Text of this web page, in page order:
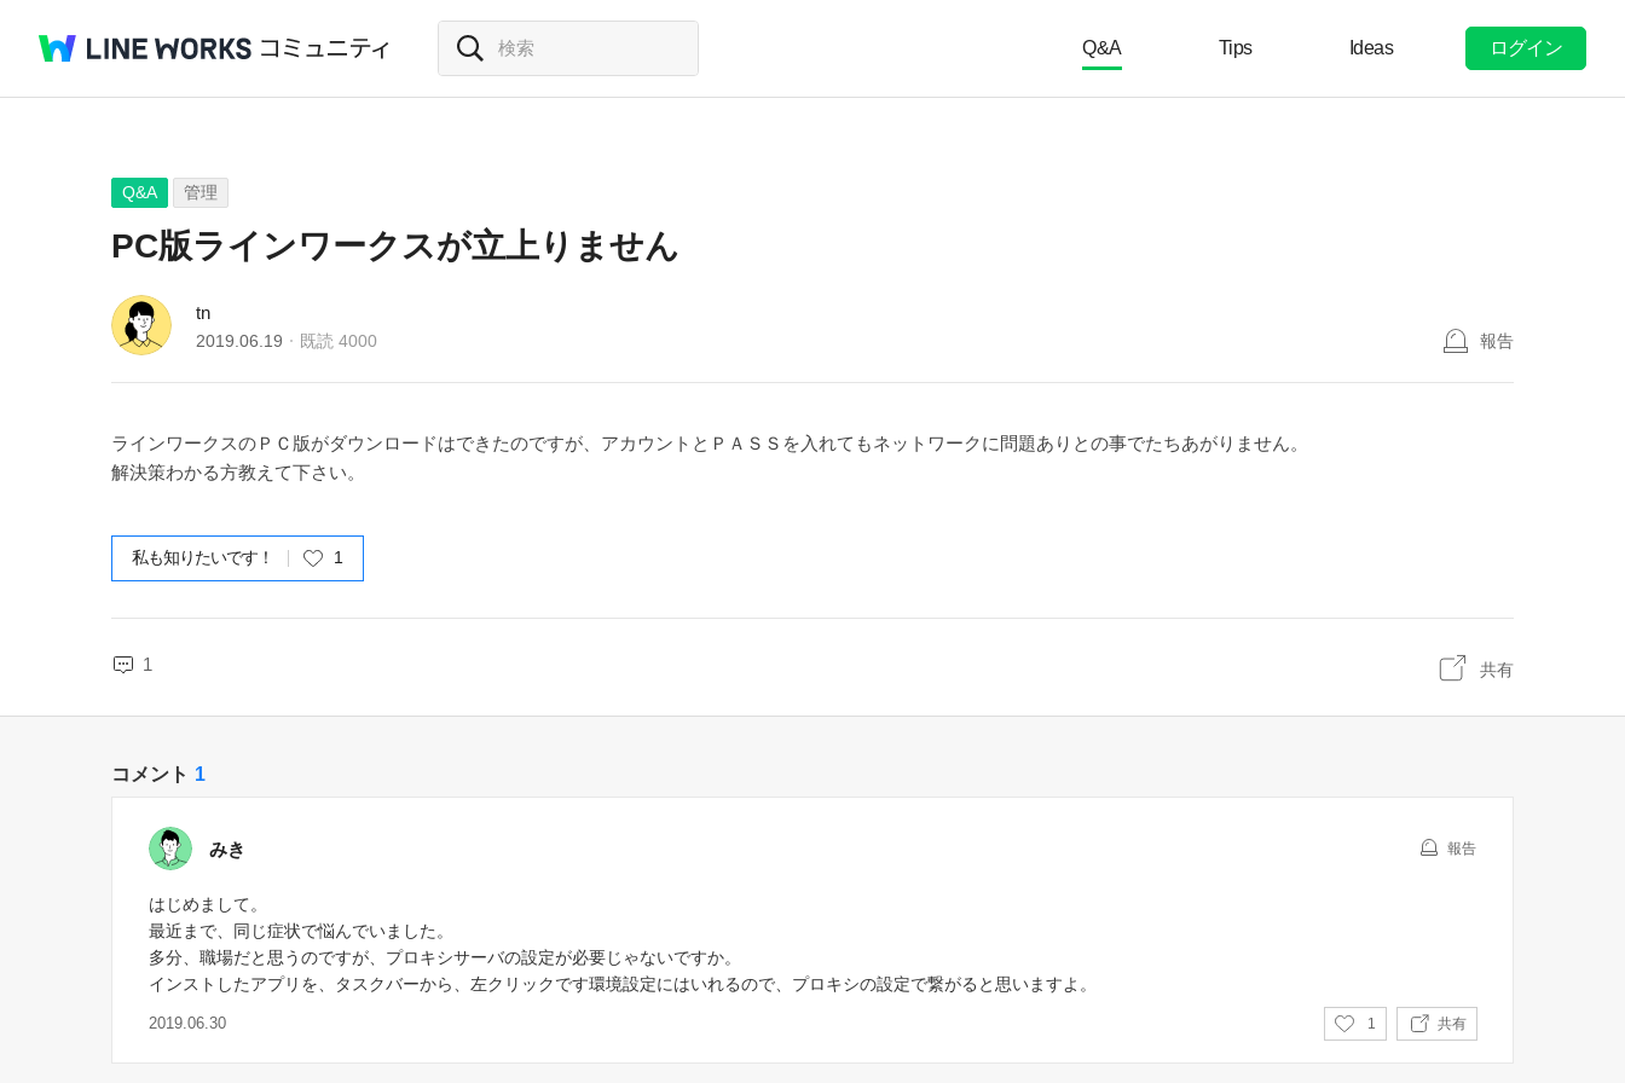
Q&A Tips Ideas ログイン
Q&A 管理
PC版ラインワークスが立上りません
tn
2019.06.19 既読 4000 報告
ラインワークスのＰＣ版がダウンロードはできたのですが、アカウントとＰＡＳＳを入れてもネットワークに問題ありとの事でたちあがりません。
解決策わかる方教えて下さい。
私も知りたいです！ 1
1 共有
コメント 1
みき 報告
はじめまして。
最近まで、同じ症状で悩んでいました。
多分、職場だと思うのですが、プロキシサーバの設定が必要じゃないですか。
インストしたアプリを、タスクバーから、左クリックです環境設定にはいれるので、プロキシの設定で繋がると思いますよ。
2019.06.30
い
1 共有